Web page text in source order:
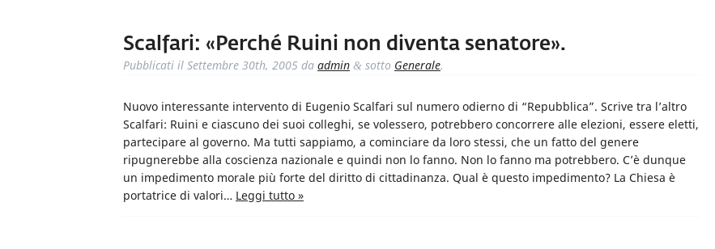
Scalfari: «Perché Ruini non diventa senatore».
Pubblicati il Settembre 30th, 2005 da admin & sotto Generale.
Nuovo interessante intervento di Eugenio Scalfari sul numero odierno di “Repubblica”. Scrive tra l’altro
Scalfari: Ruini e ciascuno dei suoi colleghi, se volessero, potrebbero concorrere alle elezioni, essere eletti,
partecipare al governo. Ma tutti sappiamo, a cominciare da loro stessi, che un fatto del genere
ripugnerebbe alla coscienza nazionale e quindi non lo fanno. Non lo fanno ma potrebbero. C’è dunque
un impedimento morale più forte del diritto di cittadinanza. Qual è questo impedimento? La Chiesa è
portatrice di valori… Leggi tutto »